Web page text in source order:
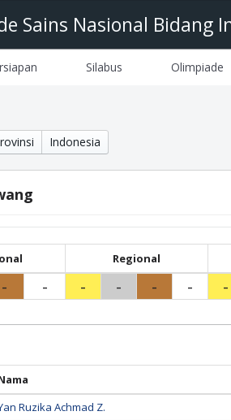
Sains Nasional Bidang
Silabus Olimpiade
Indonesia
Regional
- - - - - - -
Ruzika Achmad Z.